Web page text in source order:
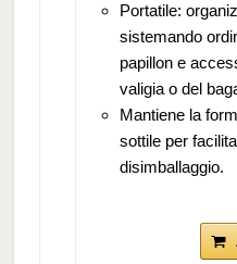
Portatile:
sistemando
papillon e
valigia o del
Mantiene la
sottile per
disimballaggio.